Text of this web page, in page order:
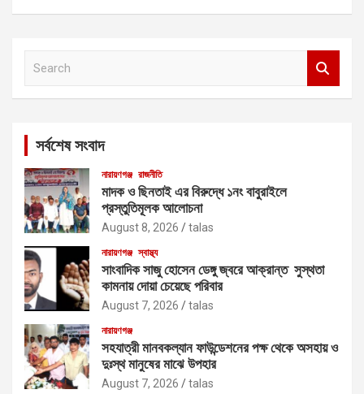
সর্বশেষ সংবাদ
নারায়ণগঞ্জ রাজনীতি
মাদক ও ছিনতাই এর বিরুদ্ধে ১নং বাবুরাইলে
প্রস্তুতিমূলক আলোচনা
August 8, 2026 talas
নারায়ণগঞ্জ স্বাস্থ্য
সাংবাদিক সাজু হোসেন ডেঙ্গু জ্বরে আক্রান্ত সুস্থতা
কামনায় দোয়া চেয়েছে পরিবার
August 7, 2026 talas
নারায়ণগঞ্জ
সহযাত্রী মানবকল্যান ফাউন্ডেশনের পক্ষ থেকে অসহায় ও
দুঃস্থ মানুষের মাঝে উপহার
August 7, 2026 talas